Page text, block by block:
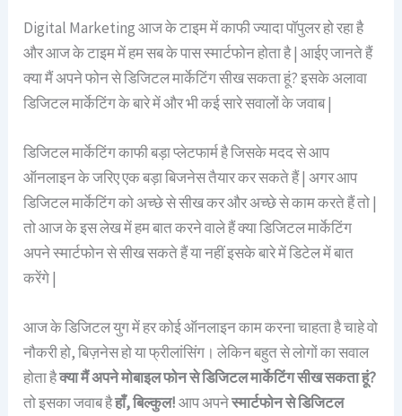
Digital Marketing आज के टाइम में काफी ज्यादा पॉपुलर हो रहा है
और आज के टाइम में हम सब के पास स्मार्टफोन होता है | आईए जानते हैं
क्या मैं अपने फोन से डिजिटल मार्केटिंग सीख सकता हूं? इसके अलावा
डिजिटल मार्केटिंग के बारे में और भी कई सारे सवालों के जवाब |
डिजिटल मार्केटिंग काफी बड़ा प्लेटफार्म है जिसके मदद से आप
ऑनलाइन के जरिए एक बड़ा बिजनेस तैयार कर सकते हैं | अगर आप
डिजिटल मार्केटिंग को अच्छे से सीख कर और अच्छे से काम करते हैं तो |
तो आज के इस लेख में हम बात करने वाले हैं क्या डिजिटल मार्केटिंग
अपने स्मार्टफोन से सीख सकते हैं या नहीं इसके बारे में डिटेल में बात
करेंगे |
आज के डिजिटल युग में हर कोई ऑनलाइन काम करना चाहता है चाहे वो
नौकरी हो, बिज़नेस हो या फ्रीलांसिंग। लेकिन बहुत से लोगों का सवाल
होता हैक्या मैं अपने मोबाइल फोन से डिजिटल मार्केटिंग सीख सकता हूं?
तो इसका जवाब हैहाँ, बिल्कुल!आप अपनेस्मार्टफोन से डिजिटल